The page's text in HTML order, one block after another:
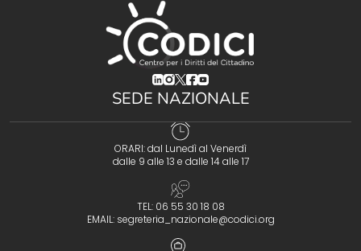
(opens in a new tab)
(opens in a new tab)
(opens in a new tab)
(opens in a new tab)
(opens in a new tab)
SEDE NAZIONALE
ORARI: dal Lunedì al Venerdì
dalle 9 alle 13 e dalle 14 alle 17
TEL: 06 55 30 18 08
EMAIL: segreteria_nazionale@codici.org